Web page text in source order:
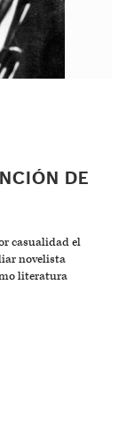
DE
casualidad el
novelista
literatura